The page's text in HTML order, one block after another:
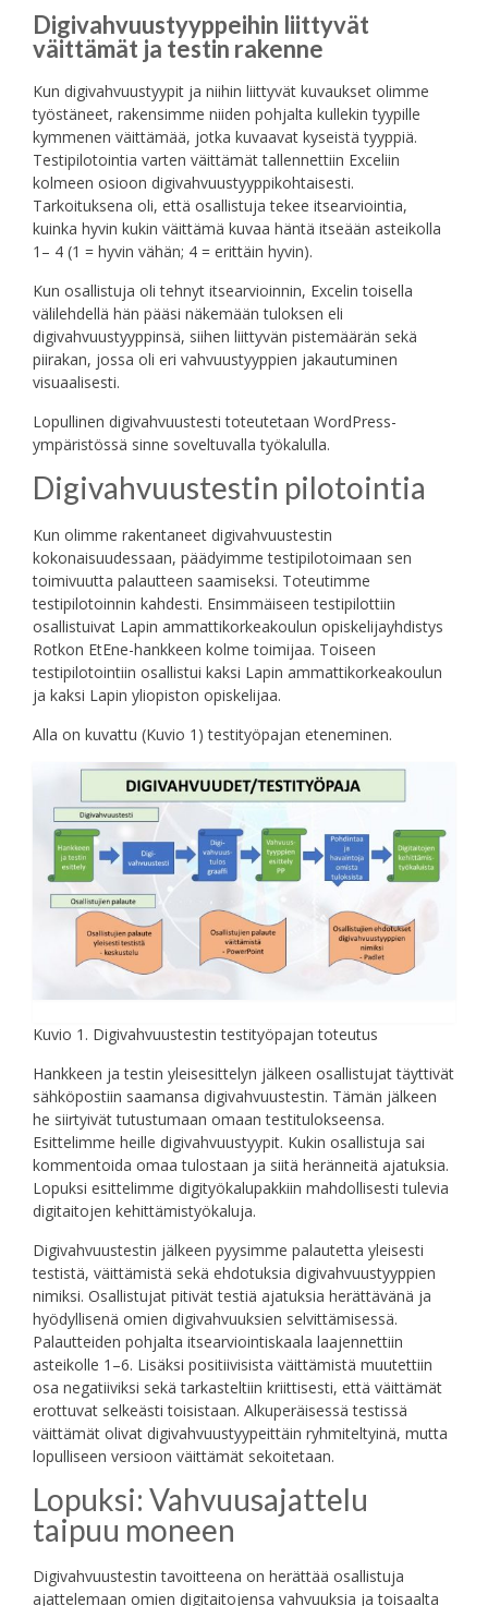
Digivahvuustyyppeihin liittyvät
väittämät ja testin rakenne
Kun digivahvuustyypit ja niihin liittyvät kuvaukset olimme
työstäneet, rakensimme niiden pohjalta kullekin tyypille
kymmenen väittämää, jotka kuvaavat kyseistä tyyppiä.
Testipilotointia varten väittämät tallennettiin Exceliin
kolmeen osioon digivahvuustyyppikohtaisesti.
Tarkoituksena oli, että osallistuja tekee itsearviointia,
kuinka hyvin kukin väittämä kuvaa häntä itseään asteikolla
1– 4 (1 = hyvin vähän; 4 = erittäin hyvin).
Kun osallistuja oli tehnyt itsearvioinnin, Excelin toisella
välilehdellä hän pääsi näkemään tuloksen eli
digivahvuustyyppinsä, siihen liittyvän pistemäärän sekä
piirakan, jossa oli eri vahvuustyyppien jakautuminen
visuaalisesti.
Lopullinen digivahvuustesti toteutetaan WordPress-
ympäristössä sinne soveltuvalla työkalulla.
Digivahvuustestin pilotointia
Kun olimme rakentaneet digivahvuustestin
kokonaisuudessaan, päädyimme testipilotoimaan sen
toimivuutta palautteen saamiseksi. Toteutimme
testipilotoinnin kahdesti. Ensimmäiseen testipilottiin
osallistuivat Lapin ammattikorkeakoulun opiskelijayhdistys
Rotkon EtEne-hankkeen kolme toimijaa. Toiseen
testipilotointiin osallistui kaksi Lapin ammattikorkeakoulun
ja kaksi Lapin yliopiston opiskelijaa.
Alla on kuvattu (Kuvio 1) testityöpajan eteneminen.
Kuvio 1. Digivahvuustestin testityöpajan toteutus
Hankkeen ja testin yleisesittelyn jälkeen osallistujat täyttivät
sähköpostiin saamansa digivahvuustestin. Tämän jälkeen
he siirtyivät tutustumaan omaan testitulokseensa.
Esittelimme heille digivahvuustyypit. Kukin osallistuja sai
kommentoida omaa tulostaan ja siitä heränneitä ajatuksia.
Lopuksi esittelimme digityökalupakkiin mahdollisesti tulevia
digitaitojen kehittämistyökaluja.
Digivahvuustestin jälkeen pyysimme palautetta yleisesti
testistä, väittämistä sekä ehdotuksia digivahvuustyyppien
nimiksi. Osallistujat pitivät testiä ajatuksia herättävänä ja
hyödyllisenä omien digivahvuuksien selvittämisessä.
Palautteiden pohjalta itsearviointiskaala laajennettiin
asteikolle 1–6. Lisäksi positiivisista väittämistä muutettiin
osa negatiiviksi sekä tarkasteltiin kriittisesti, että väittämät
erottuvat selkeästi toisistaan. Alkuperäisessä testissä
väittämät olivat digivahvuustyypeittäin ryhmiteltyinä, mutta
lopulliseen versioon väittämät sekoitetaan.
Lopuksi: Vahvuusajattelu
taipuu moneen
Digivahvuustestin tavoitteena on herättää osallistuja
ajattelemaan omien digitaitojensa vahvuuksia ja toisaalta